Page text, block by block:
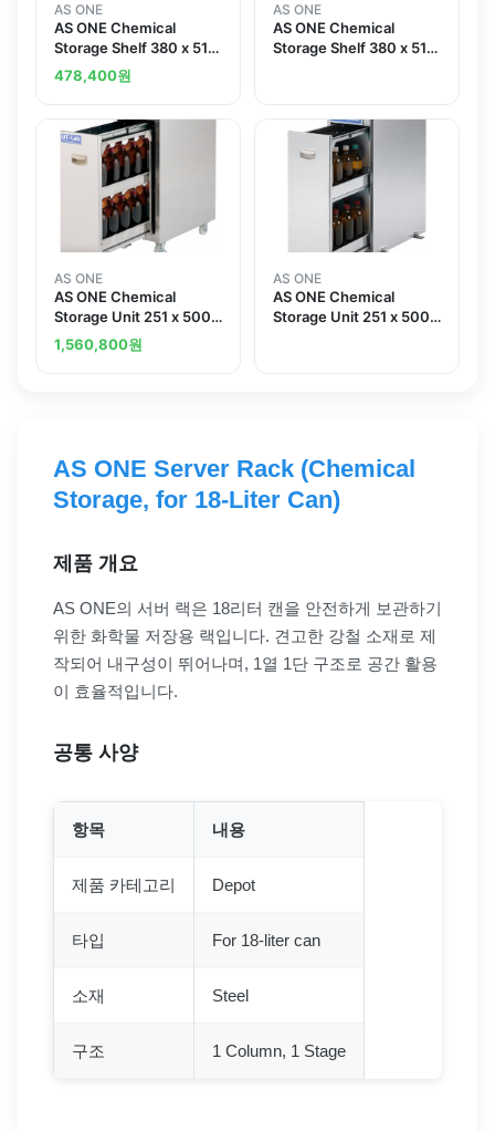
AS ONE
AS ONE Chemical
Storage Shelf 380 x 515
x 880mmand others
478,400원
AS ONE
AS ONE Chemical
Storage Shelf 380 x 515
AS ONE
AS ONE Chemical
Storage Unit 251 x 500 x
652mmand others
1,560,800원
AS ONE
AS ONE Chemical
Storage Unit 251 x 500 x
AS ONE Server Rack (Chemical
Storage, for 18-Liter Can)
제품 개요
AS ONE의 서버 랙은 18리터 캔을 안전하게 보관하기
위한 화학물 저장용 랙입니다. 견고한 강철 소재로 제
작되어 내구성이 뛰어나며, 1열 1단 구조로 공간 활용
이 효율적입니다.
공통 사양
항목 내용
제품 카테고리 Depot
타입 For 18-liter can
소재 Steel
구조 1 Column, 1 Stage